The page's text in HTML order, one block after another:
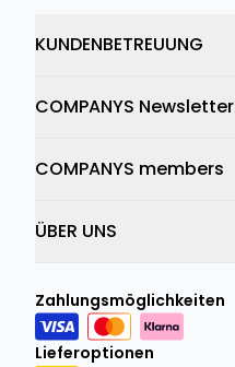
KUNDENBETREUUNG
COMPANYS Newsletter
COMPANYS members
ÜBER UNS
Zahlungsmöglichkeiten
Lieferoptionen